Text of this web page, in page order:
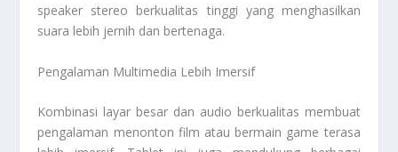
speaker stereo berkualitas tinggi yang menghasilkan
suara lebih jernih dan bertenaga.
Pengalaman Multimedia Lebih Imersif
Kombinasi layar besar dan audio berkualitas membuat
pengalaman menonton film atau bermain game terasa